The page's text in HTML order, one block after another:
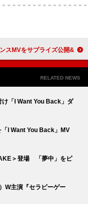
&TEAM、力強い「Back to Life」パフォーマンスMVをサプライズ公開
RELATED NEWS
「I Want You Back」ダ
I Want You Back」MV
＞登場 「夢中」をピ
W主演『セラピーゲー